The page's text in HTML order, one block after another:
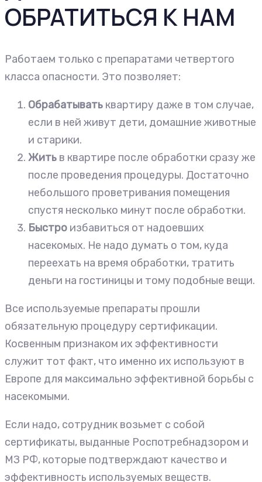
ОБРАТИТЬСЯ К НАМ
Работаем только с препаратами четвертого
класса опасности. Это позволяет:
Обрабатывать квартиру даже в том случае,
если в ней живут дети, домашние животные
и старики.
Жить в квартире после обработки сразу же
после проведения процедуры. Достаточно
небольшого проветривания помещения
спустя несколько минут после обработки.
Быстро избавиться от надоевших
насекомых. Не надо думать о том, куда
переехать на время обработки, тратить
деньги на гостиницы и тому подобные вещи.
Все используемые препараты прошли
обязательную процедуру сертификации.
Косвенным признаком их эффективности
служит тот факт, что именно их используют в
Европе для максимально эффективной борьбы с
насекомыми.
Если надо, сотрудник возьмет с собой
сертификаты, выданные Роспотребнадзором и
МЗ РФ, которые подтверждают качество и
эффективность используемых веществ.